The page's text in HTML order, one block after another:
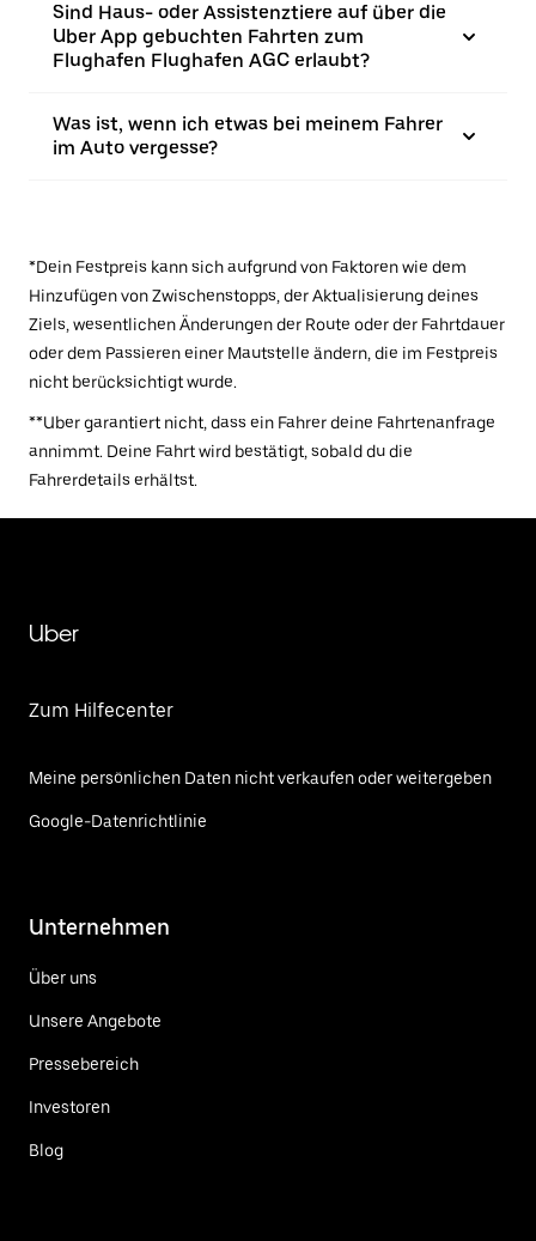
Sind Haus- oder Assistenztiere auf über die
Uber App gebuchten Fahrten zum
Flughafen Flughafen AGC erlaubt?
Was ist, wenn ich etwas bei meinem Fahrer
im Auto vergesse?
*Dein Festpreis kann sich aufgrund von Faktoren wie dem
Hinzufügen von Zwischenstopps, der Aktualisierung deines
Ziels, wesentlichen Änderungen der Route oder der Fahrtdauer
oder dem Passieren einer Mautstelle ändern, die im Festpreis
nicht berücksichtigt wurde.
**Uber garantiert nicht, dass ein Fahrer deine Fahrtenanfrage
annimmt. Deine Fahrt wird bestätigt, sobald du die
Fahrerdetails erhältst.
Uber
Zum Hilfecenter
Meine persönlichen Daten nicht verkaufen oder weitergeben
Google-Datenrichtlinie
Unternehmen
Über uns
Unsere Angebote
Pressebereich
Investoren
Blog